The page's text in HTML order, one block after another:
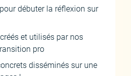
débuter la réflexion sur
et utilisés par nos
pro
disséminés sur une